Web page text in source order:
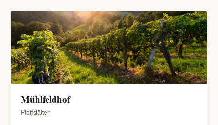
Mühlfeldhof
Pfaffstätten